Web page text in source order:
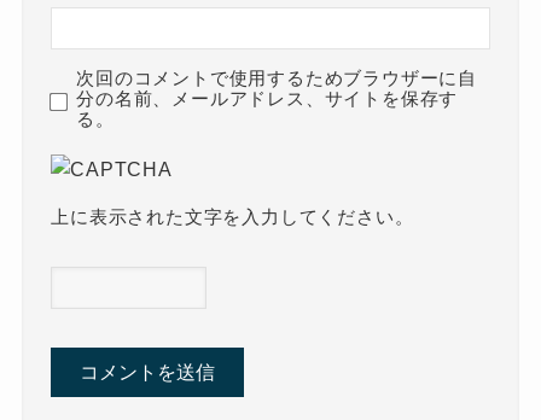
次回のコメントで使用するためブラウザーに自
分の名前、メールアドレス、サイトを保存す
る。
上に表示された文字を入力してください。